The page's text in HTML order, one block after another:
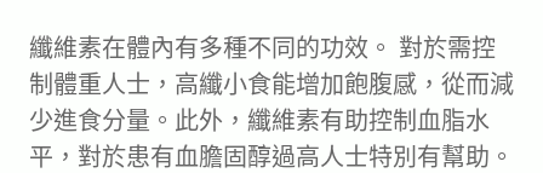
纖維素在體內有多種不同的功效。 對於需控
制體重人士，高纖小食能增加飽腹感，從而減
少進食分量。此外，纖維素有助控制血脂水
平，對於患有血膽固醇過高人士特別有幫助。